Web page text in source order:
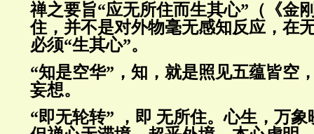
禅之要旨“应无所住而生其心” （《金
住 ，并不是对外物毫无感知反应，在
必须“生其心”。
“知是空华” ，知，就是照见五蕴皆空
妄想。
“即无轮转” ，即 无所住。心生，万象